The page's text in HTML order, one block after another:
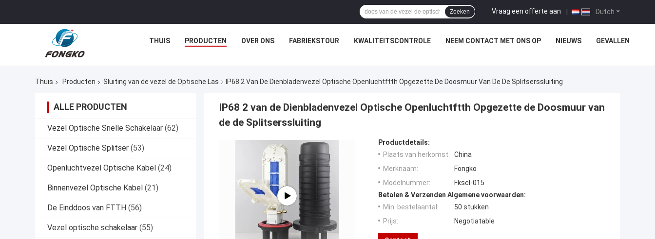
Dutch
Vraag een offerte aan |
Zoeken
THUIS PRODUCTEN OVER ONS FABRIEKSTOUR KWALITEITSCONTROLE NEEM CONTACT MET ONS OP NIEUWS GEVALLEN
Thuis Producten Sluiting van de vezel de Optische Las IP68 2 Van De Dienbladenvezel Optische Openluchtftth Opgezette De Doosmuur Van De De Splitserssluiting
ALLE PRODUCTEN
Vezel Optische Snelle Schakelaar (62)
Vezel Optische Splitser (53)
Openluchtvezel Optische Kabel (24)
Binnenvezel Optische Kabel (21)
De Einddoos van FTTH (56)
Vezel optische schakelaar (55)
IP68 2 van de Dienbladenvezel Optische Openluchtftth Opgezette de Doosmuur van
de de Splitserssluiting
Productdetails:
Plaats van herkomst:
China
Merknaam:
Fongko
Modelnummer:
Fkscl-015
Betalen & Verzenden Algemene voorwaarden:
Min. bestelaantal:
50 stukken
Prijs:
Negotiatable